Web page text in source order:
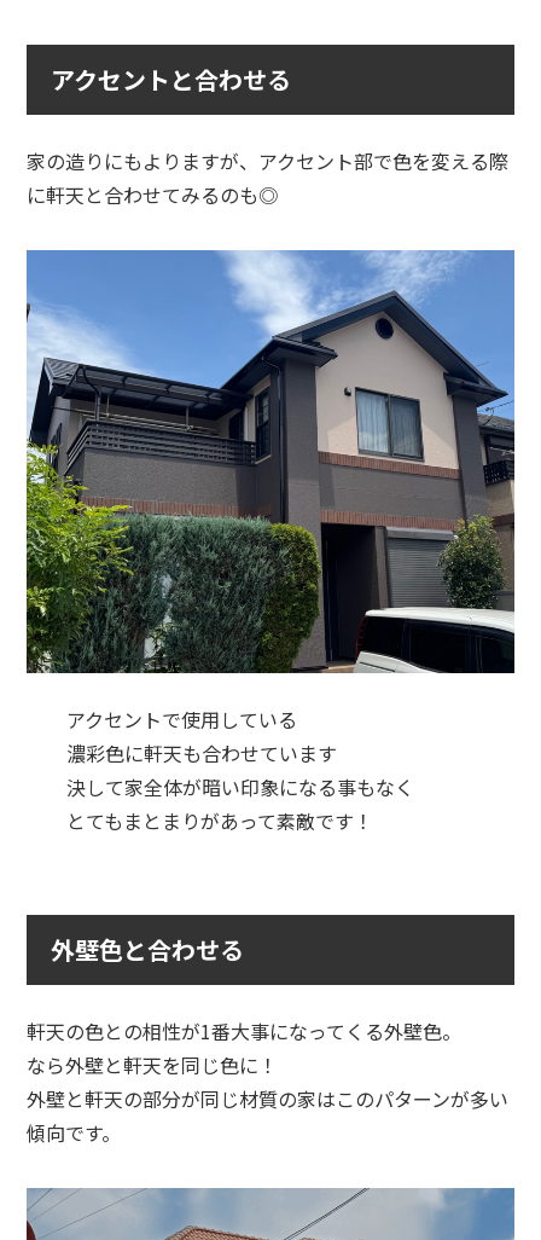
アクセントと合わせる
家の造りにもよりますが、アクセント部で色を変える際
に軒天と合わせてみるのも◎
アクセントで使用している
濃彩色に軒天も合わせています
決して家全体が暗い印象になる事もなく
とてもまとまりがあって素敵です！
外壁色と合わせる
軒天の色との相性が1番大事になってくる外壁色。
なら外壁と軒天を同じ色に！
外壁と軒天の部分が同じ材質の家はこのパターンが多い
傾向です。